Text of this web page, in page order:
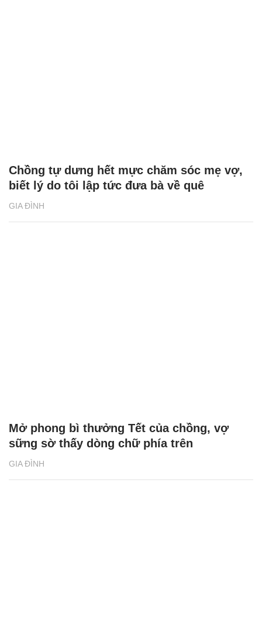
GIA ĐÌNH
Chồng tự dưng hết mực chăm sóc mẹ vợ,
biết lý do tôi lập tức đưa bà về quê
GIA ĐÌNH
Mở phong bì thưởng Tết của chồng, vợ
sững sờ thấy dòng chữ phía trên